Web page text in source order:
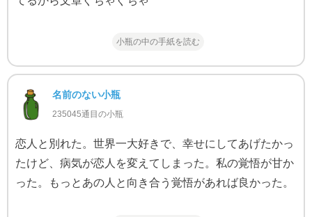
小瓶の中の手紙を読む
名前のない小瓶
235045通目の小瓶
恋人と別れた。世界一大好きで、幸せにしてあげたかっ
たけど、病気が恋人を変えてしまった。私の覚悟が甘か
った。もっとあの人と向き合う覚悟があれば良かった。